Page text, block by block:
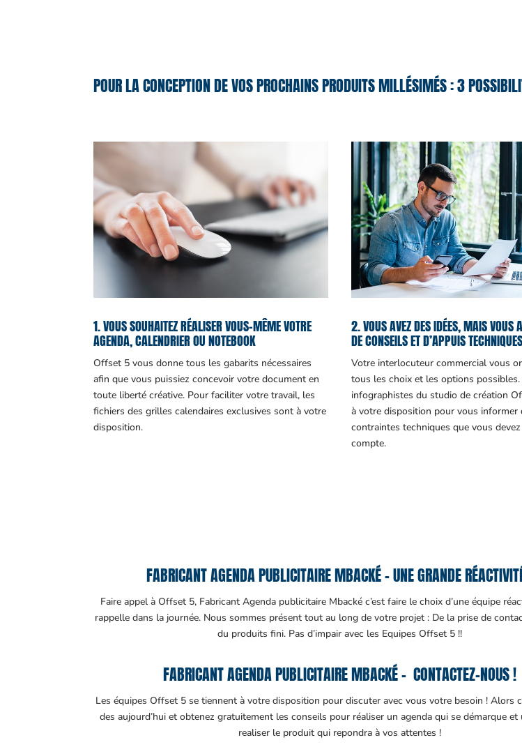
POUR LA CONCEPTION DE VOS PROCHAINS PRODUITS MILLÉSIMÉS : 3
1. VOUS SOUHAITEZ RÉALISER VOUS-MÊME VOTRE
AGENDA, CALENDRIER OU NOTEBOOK
Offset 5 vous donne tous les gabarits nécessaires
afin que vous puissiez concevoir votre document en
toute liberté créative. Pour faciliter votre travail, les
fichiers des grilles calendaires exclusives sont à votre
disposition.
2. VOUS AVEZ DES IDÉES, MAIS VOUS
DE CONSEILS ET D’APPUIS
Votre interlocuteur commercial vous
tous les choix et les options possibles.
infographistes du studio de création
à votre disposition pour vous informer
contraintes techniques que vous
compte.
FABRICANT AGENDA PUBLICITAIRE MBACKÉ – UNE GRANDE
Faire appel à Offset 5, Fabricant Agenda publicitaire Mbacké c’est faire le choix d’une équipe
rappelle dans la journée. Nous sommes présent tout au long de votre projet : De la prise de
du produits fini. Pas d’impair avec les Equipes Offset 5 !!
FABRICANT AGENDA PUBLICITAIRE MBACKÉ – CONTACTEZ-NOUS !
Les équipes Offset 5 se tiennent à votre disposition pour discuter avec vous votre besoin ! Alors
des aujourd’hui et obtenez gratuitement les conseils pour réaliser un agenda qui se démarque
realiser le produit qui repondra à vos attentes !